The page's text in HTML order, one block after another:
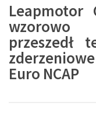
Leapmotor
wzorowo
przeszedł
zderzeniowe
Euro NCAP